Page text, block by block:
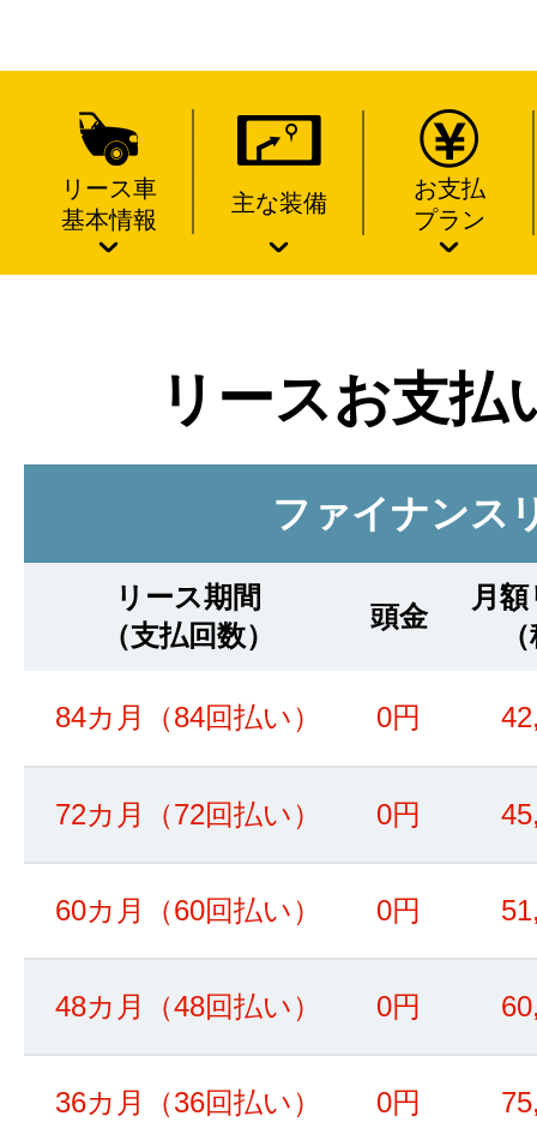
リース車
基本情報
主な装備
お支払
プラン
リースお支払
ファイナンス
リース期間
（支払回数）
頭金
月
84カ月（84回払い） 0円
72カ月（72回払い） 0円
60カ月（60回払い） 0円
48カ月（48回払い） 0円
36カ月（36回払い） 0円